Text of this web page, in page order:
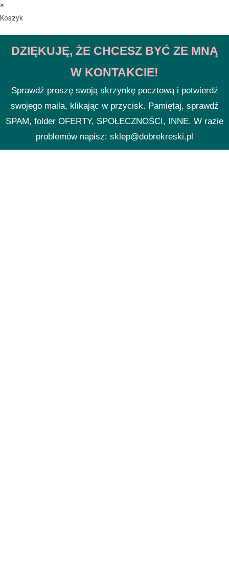
×
Koszyk
DZIĘKUJĘ, ŻE CHCESZ BYĆ ZE MNĄ
W KONTAKCIE!
Sprawdź proszę swoją skrzynkę pocztową i potwierdź
swojego maila, klikając w przycisk. Pamiętaj, sprawdź
SPAM, folder OFERTY, SPOŁECZNOŚCI, INNE. W razie
problemów napisz: sklep@dobrekreski.pl